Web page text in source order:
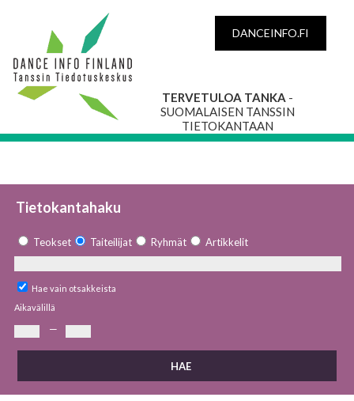
DANCEINFO.FI
TERVETULOA TANKA -
SUOMALAISEN TANSSIN
TIETOKANTAAN
Tietokantahaku
Teokset Taiteilijat Ryhmät Artikkelit
Hae vain otsakkeista
Aikavälillä
—